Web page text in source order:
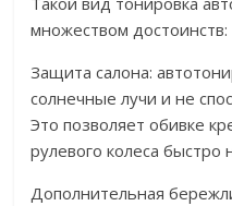
множеством достоинств:
Защита салона:
солнечные лучи и не
Это позволяет обивке
рулевого колеса быстро
Дополнительная